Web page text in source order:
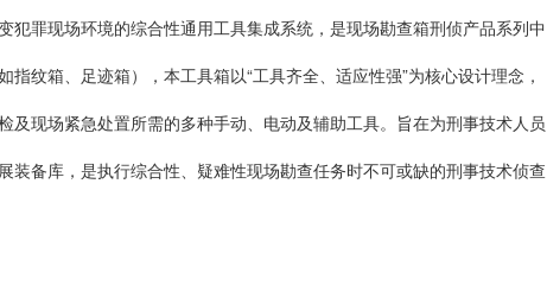
犯罪现场环境的综合性通用工具集成系统，是现场勘查箱刑侦产品系列中
纹箱、足迹箱），本工具箱以“工具齐全、适应性强”为核心设计理念，
及现场紧急处置所需的多种手动、电动及辅助工具。旨在为刑事技术人员
装备库，是执行综合性、疑难性现场勘查任务时不可或缺的刑事技术侦查